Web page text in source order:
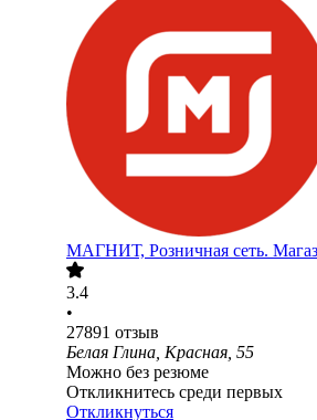
МАГНИТ, Розничная сеть.
3.4
•
27891 отзыв
Белая Глина, Красная, 55
Можно без резюме
Откликнитесь среди первых
Откликнуться